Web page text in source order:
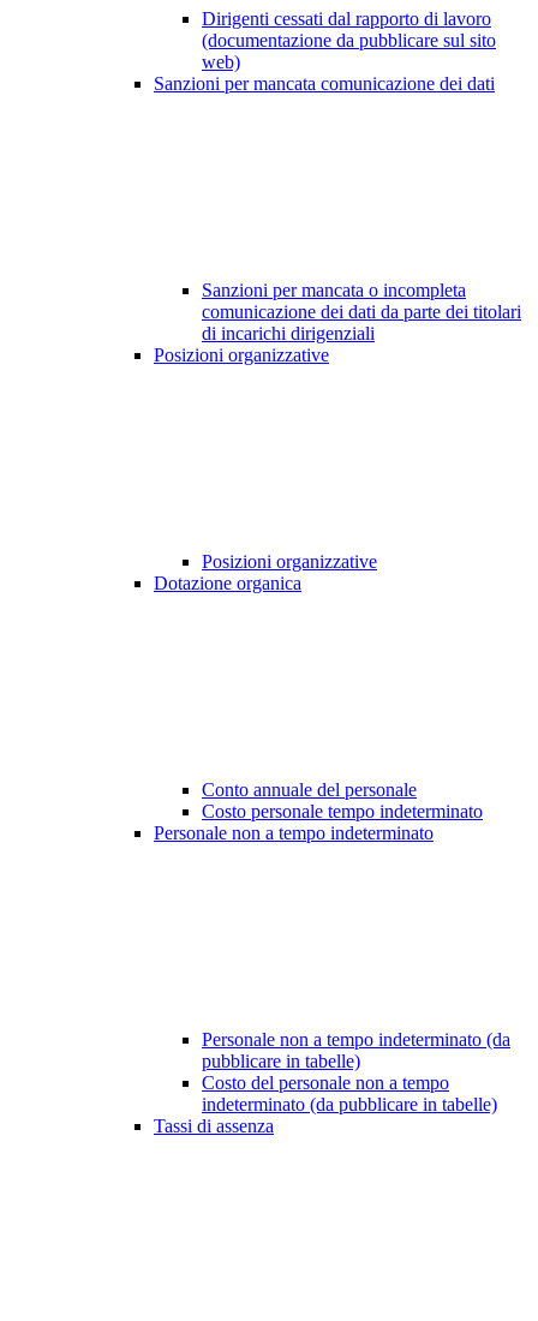
Dirigenti cessati dal rapporto di lavoro
(documentazione da pubblicare sul sito
web)
Sanzioni per mancata comunicazione dei dati
Sanzioni per mancata o incompleta
comunicazione dei dati da parte dei titolari
di incarichi dirigenziali
Posizioni organizzative
Posizioni organizzative
Dotazione organica
Conto annuale del personale
Costo personale tempo indeterminato
Personale non a tempo indeterminato
Personale non a tempo indeterminato (da
pubblicare in tabelle)
Costo del personale non a tempo
indeterminato (da pubblicare in tabelle)
Tassi di assenza